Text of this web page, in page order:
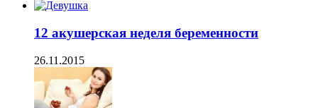
12 акушерская неделя беременности
26.11.2015